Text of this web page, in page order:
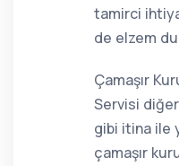
tamirci
de elzem
Çamaşır
Servisi
gibi itina ile
çamaşır